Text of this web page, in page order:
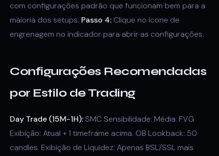
com configurações padrão que funcionam bem para a
maioria dos setups. Passo 4: Clique no ícone de
engrenagem no indicador para abrir as configurações.
Configurações Recomendadas
por Estilo de Trading
Day Trade (15M-1H): SMC Sensibilidade: Média. FVG
Exibição: Atual + 1 timeframe acima. OB Lookback: 50
candles. Exibição de Liquidez: Apenas BSL/SSL mais